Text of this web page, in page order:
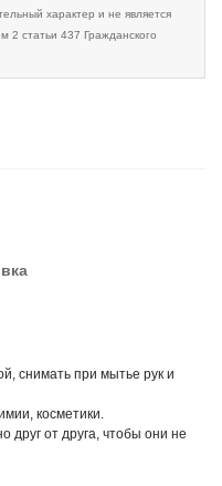
характер и не является
2 статьи 437 Гражданского
снимать при мытье рук и
косметики.
друг от друга, чтобы они не